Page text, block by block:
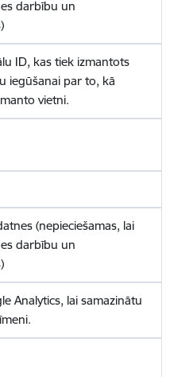
darbību un
ID, kas tiek izmantots
iegūšanai par to, kā
vietni.
(nepieciešamas, lai
darbību un
Analytics, lai samazinātu